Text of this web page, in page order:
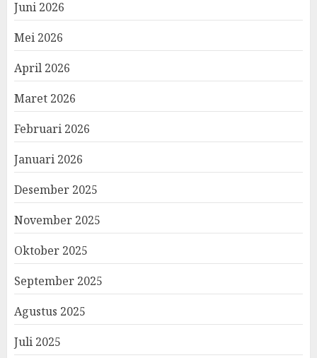
Juni 2026
Mei 2026
April 2026
Maret 2026
Februari 2026
Januari 2026
Desember 2025
November 2025
Oktober 2025
September 2025
Agustus 2025
Juli 2025